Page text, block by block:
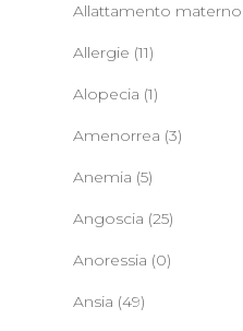
Allattamento materno
Allergie (11)
Alopecia (1)
Amenorrea (3)
Anemia (5)
Angoscia (25)
Anoressia (0)
Ansia (49)